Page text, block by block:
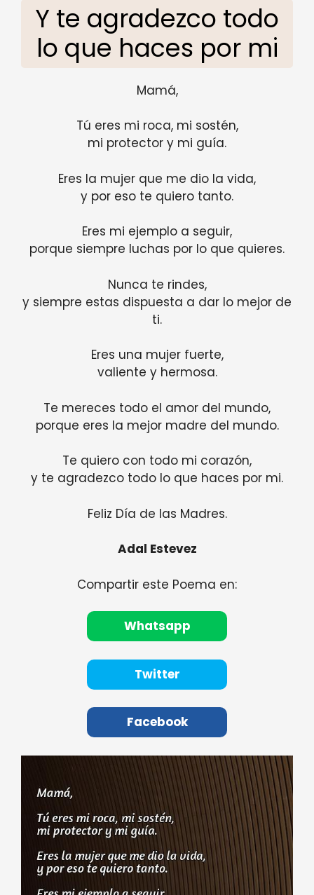
Y te agradezco todo
lo que haces por mi
Mamá,
Tú eres mi roca, mi sostén,
mi protector y mi guía.
Eres la mujer que me dio la vida,
y por eso te quiero tanto.
Eres mi ejemplo a seguir,
porque siempre luchas por lo que quieres.
Nunca te rindes,
y siempre estas dispuesta a dar lo mejor de
ti.
Eres una mujer fuerte,
valiente y hermosa.
Te mereces todo el amor del mundo,
porque eres la mejor madre del mundo.
Te quiero con todo mi corazón,
y te agradezco todo lo que haces por mi.
Feliz Día de las Madres.
Adal Estevez
Compartir este Poema en:
Whatsapp
Twitter
Facebook